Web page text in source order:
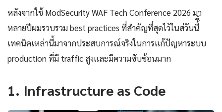
หลังจากใช้ ModSecurity WAF Tech Conference 2026 มา
หลายปีผมรวบรวม best practices ที่สำคัญที่สุดไว้ในส่วันนี้ี้
เทคนิคเหล่านี้มาจากประสบการณ์จริงในการแก้ปัญหาระบบ
production ที่มี traffic สูงและมีความซับซ้อนมาก
1. Infrastructure as Code